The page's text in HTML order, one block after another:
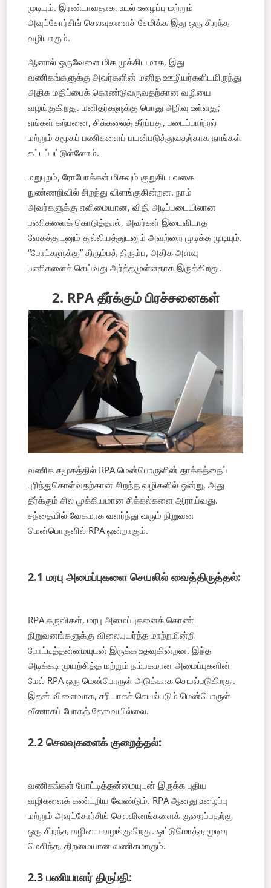
முடியும். இரண்டாவதாக, உடல் உழைப்பு மற்றும்
அவுட்சோர்சிங் செலவுகளைச் சேமிக்க இது ஒரு சிறந்த
வழியாகும்.
ஆனால் ஒருவேளை மிக முக்கியமாக, இது
வணிகங்களுக்கு அவர்களின் மனித ஊழியர்களிடமிருந்து
அதிக மதிப்பைக் கொண்டுவருவதற்கான வழியை
வழங்குகிறது. மனிதர்களுக்கு பொது அறிவு உள்ளது;
எங்கள் கற்பனை, சிக்கலைத் தீர்ப்பது, படைப்பாற்றல்
மற்றும் சமூகப் பணிகளைப் பயன்படுத்துவதற்காக நாங்கள்
கட்டப்பட்டுள்ளோம்.
மறுபுறம், ரோபோக்கள் மிகவும் குறுகிய வகை
நுண்ணறிவில் சிறந்து விளங்குகின்றன. நாம்
அவர்களுக்கு எளிமையான, விதி அடிப்படையிலான
பணிகளைக் கொடுத்தால், அவர்கள் இடைவிடாத
வேகத்துடனும் துல்லியத்துடனும் அவற்றை முடிக்க முடியும்.
“போட்களுக்கு” திரும்பத் திரும்ப, அதிக அளவு
பணிகளைச் செய்வது அர்த்தமுள்ளதாக இருக்கிறது.
2. RPA தீர்க்கும் பிரச்சனைகள்
வணிக சமூகத்தில் RPA மென்பொருளின் தாக்கத்தைப்
புரிந்துகொள்வதற்கான சிறந்த வழிகளில் ஒன்று, அது
தீர்க்கும் சில முக்கியமான சிக்கல்களை ஆராய்வது.
சந்தையில் வேகமாக வளர்ந்து வரும் நிறுவன
மென்பொருளில் RPA ஒன்றாகும்.
2.1 மரபு அமைப்புகளை செயலில் வைத்திருத்தல்:
RPA கருவிகள், மரபு அமைப்புகளைக் கொண்ட
நிறுவனங்களுக்கு விலையுயர்ந்த மாற்றமின்றி
போட்டித்தன்மையுடன் இருக்க உதவுகின்றன. இந்த
அடிக்கடி முயற்சித்த மற்றும் நம்பகமான அமைப்புகளின்
மேல் RPA ஒரு மென்பொருள் அடுக்காக செயல்படுகிறது.
இதன் விளைவாக, சரியாகச் செயல்படும் மென்பொருள்
வீணாகப் போகத் தேவையில்லை.
2.2 செலவுகளைக் குறைத்தல்:
வணிகங்கள் போட்டித்தன்மையுடன் இருக்க புதிய
வழிகளைக் கண்டறிய வேண்டும். RPA ஆனது உழைப்பு
மற்றும் அவுட்சோர்சிங் செலவினங்களைக் குறைப்பதற்கு
ஒரு சிறந்த வழியை வழங்குகிறது. ஒட்டுமொத்த முடிவு
மெலிந்த, திறமையான வணிகமாகும்.
2.3 பணியாளர் திருப்தி: